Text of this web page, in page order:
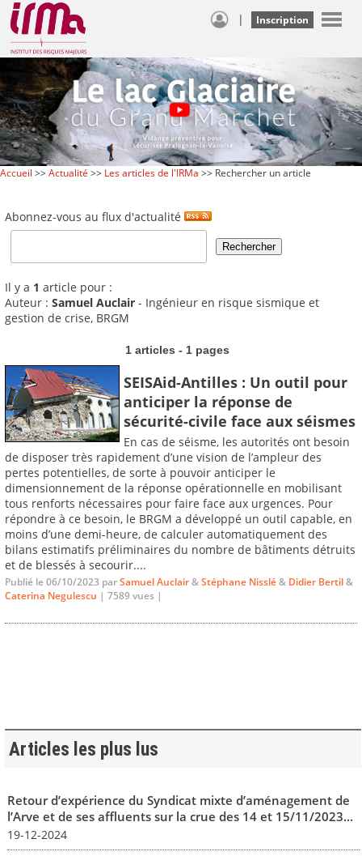
| Inscription
Accueil >>Actualité >> Les articles de l'IRMa >> Rechercher un article
Abonnez-vous au flux d'actualité
Il y a 1 article pour :
Auteur : Samuel Auclair - Ingénieur en risque sismique et
gestion de crise, BRGM
1 articles - 1 pages
SEISAid-Antilles : Un outil pour
anticiper la réponse de
sécurité-civile face aux séismes
En cas de séisme, les autorités ont besoin
de disposer très rapidement d’une vision de l’ampleur des
pertes potentielles, de sorte à pouvoir anticiper le
dimensionnement de la réponse opérationnelle en mobilisant
tous renforts nécessaires pour faire face aux urgences. Pour
répondre à ce besoin, le BRGM a développé un outil capable, en
moins d’une demi-heure, de calculer automatiquement des
bilans estimatifs préliminaires du nombre de bâtiments détruits
et de blessés à secourir....
Publié le 06/10/2023 parSamuel Auclair&Stéphane Nisslé& Didier Bertil&
Caterina Negulescu | 7589 vues |
Articles les plus lus
Retour d’expérience du Syndicat mixte d’aménagement de
l’Arve et de ses affluents sur la crue des 14 et 15/11/2023...
19-12-2024